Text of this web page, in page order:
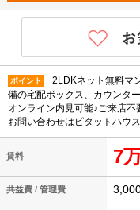
ポイント
2LDKネット無料マ
備の宅配ボックス、カウンタ
オンライン内見可能♪ご来店不
お問い合わせはピタットハウ
賃料 7
共益費 / 管理費